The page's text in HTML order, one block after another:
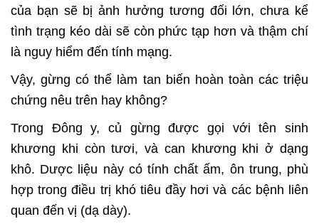
của bạn sẽ bị ảnh hưởng tương đối lớn, chưa kể
tình trạng kéo dài sẽ còn phức tạp hơn và thậm chí
là nguy hiểm đến tính mạng.
Vậy, gừng có thể làm tan biến hoàn toàn các triệu
chứng nêu trên hay không?
Trong Đông y, củ gừng được gọi với tên sinh
khương khi còn tươi, và can khương khi ở dạng
khô. Dược liệu này có tính chất ấm, ôn trung, phù
hợp trong điều trị khó tiêu đầy hơi và các bệnh liên
quan đến vị (dạ dày).